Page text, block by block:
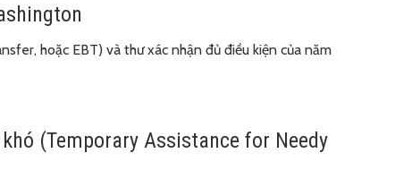
hoặc EBT) và thư xác nhận đủ điều kiện của năm
(Temporary Assistance for Needy